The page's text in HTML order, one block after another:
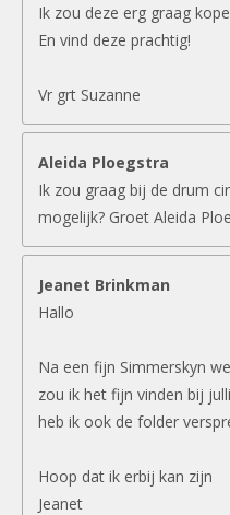
Ik zou deze erg graag
En vind deze prachtig!
Vr grt Suzanne
Aleida Ploegstra
Ik zou graag bij de drum
mogelijk? Groet Aleida
Jeanet Brinkman
Hallo
Na een fijn Simmerskyn
zou ik het fijn vinden bij
heb ik ook de folder
Hoop dat ik erbij kan zijn
Jeanet